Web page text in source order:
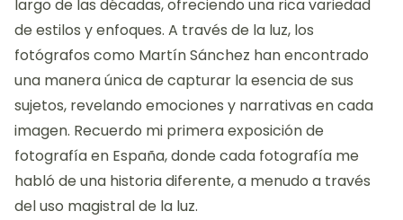
largo de las décadas, ofreciendo una rica variedad
de estilos y enfoques. A través de la luz, los
fotógrafos como Martín Sánchez han encontrado
una manera única de capturar la esencia de sus
sujetos, revelando emociones y narrativas en cada
imagen. Recuerdo mi primera exposición de
fotografía en España, donde cada fotografía me
habló de una historia diferente, a menudo a través
del uso magistral de la luz.